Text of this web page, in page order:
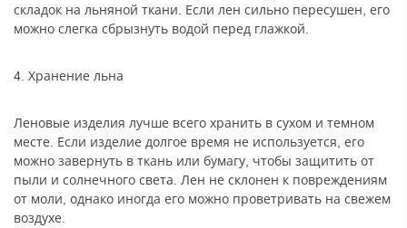
складок на льняной ткани. Если лен сильно пересушен, его
можно слегка сбрызнуть водой перед глажкой.
4. Хранение льна
Леновые изделия лучше всего хранить в сухом и темном
месте. Если изделие долгое время не используется, его
можно завернуть в ткань или бумагу, чтобы защитить от
пыли и солнечного света. Лен не склонен к повреждениям
от моли, однако иногда его можно проветривать на свежем
воздухе.